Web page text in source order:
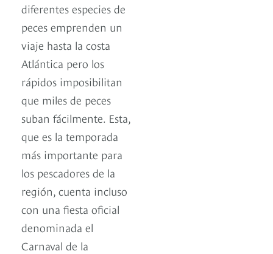
diferentes especies de
peces emprenden un
viaje hasta la costa
Atlántica pero los
rápidos imposibilitan
que miles de peces
suban fácilmente. Esta,
que es la temporada
más importante para
los pescadores de la
región, cuenta incluso
con una fiesta oficial
denominada el
Carnaval de la